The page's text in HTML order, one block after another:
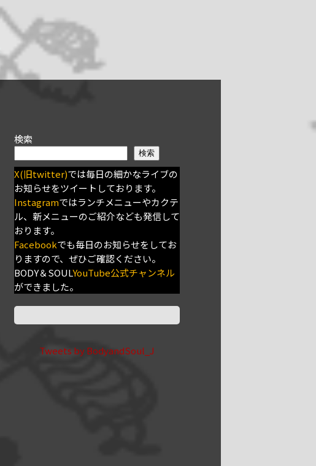
検索
検索
X(旧twitter)では毎日の細かなライブの
お知らせをツイートしております。
Instagramではランチメニューやカクテ
ル、新メニューのご紹介なども発信して
おります。
Facebookでも毎日のお知らせをしてお
りますので、ぜひご確認ください。
BODY＆SOULYouTube公式チャンネル
ができました。
Tweets by BodyandSoul_J